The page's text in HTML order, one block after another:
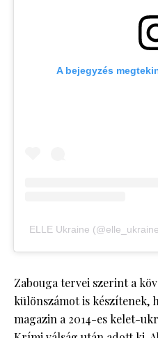
A bejegyzés
ELLE Ukraine
Zabouga tervei szerint a
különszámot is készítenek,
magazin a 2014-es kelet-